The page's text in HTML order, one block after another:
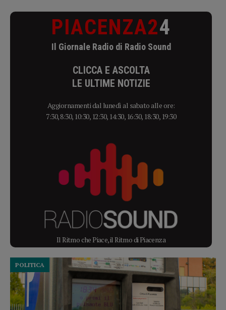
PIACENZA24
Il Giornale Radio di Radio Sound
CLICCA E ASCOLTA
LE ULTIME NOTIZIE
Aggiornamenti dal lunedì al sabato alle ore:
7:30, 8:30, 10:30, 12:30, 14:30, 16:30, 18:30, 19:30
Il Ritmo che Piace, il Ritmo di Piacenza
POLITICA